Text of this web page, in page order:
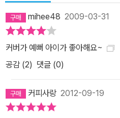
mihee48 2009-03-31
커버가 예뻐 아이가 좋아해요~
공감 (2) 댓글 (0)
커피사랑 2012-09-19